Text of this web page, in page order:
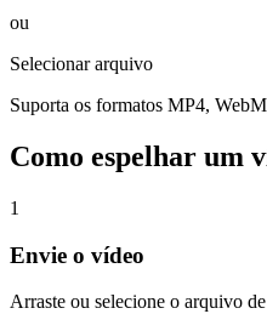
ou
Selecionar arquivo
Suporta os formatos MP4,
Como espelhar um
1
Envie o vídeo
Arraste ou selecione o arquivo